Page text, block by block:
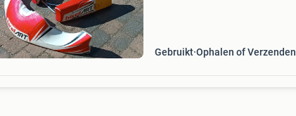
Gebruikt Ophalen of Verzenden